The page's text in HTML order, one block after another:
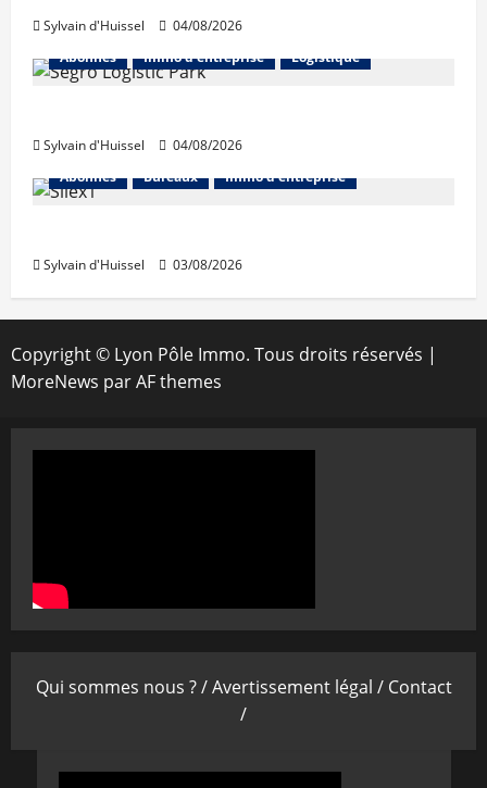
Sylvain d'Huissel
04/08/2026
Abonnés
Immo d'entreprise Logistique
Sylvain d'Huissel
04/08/2026
Abonnés
Bureaux Immo d'entreprise
Sylvain d'Huissel 03/08/2026
Copyright © Lyon Pôle Immo. Tous droits réservés |
MoreNews par AF themes
Qui sommes nous ? /Avertissement légal / Contact
/